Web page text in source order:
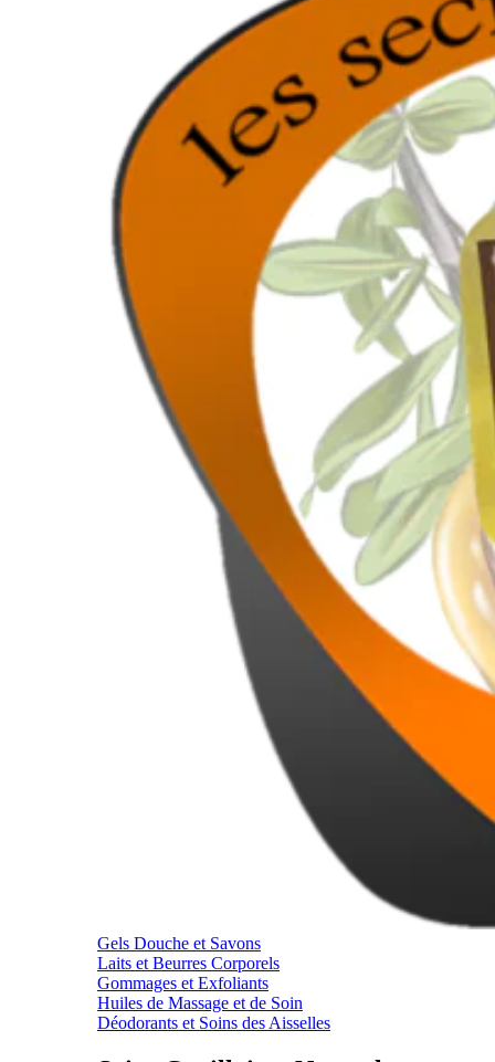
Gels Douche et Savons
Laits et Beurres Corporels
Gommages et Exfoliants
Huiles de Massage et de Soin
Déodorants et Soins des Aisselles